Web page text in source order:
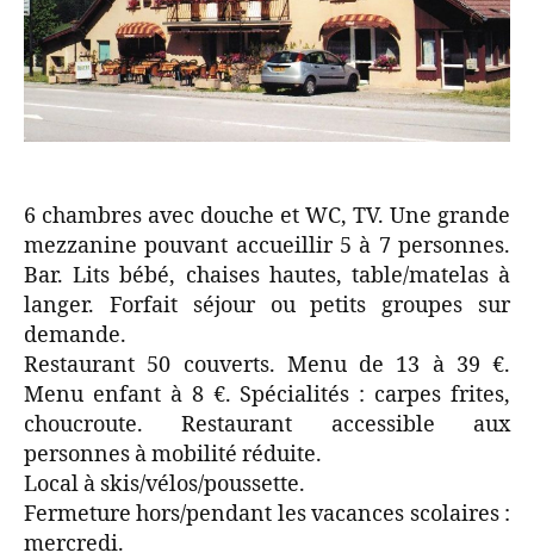
6 chambres avec douche et WC, TV. Une grande
mezzanine pouvant accueillir 5 à 7 personnes.
Bar. Lits bébé, chaises hautes, table/matelas à
langer. Forfait séjour ou petits groupes sur
demande.
Restaurant 50 couverts. Menu de 13 à 39 €.
Menu enfant à 8 €. Spécialités : carpes frites,
choucroute. Restaurant accessible aux
personnes à mobilité réduite.
Local à skis/vélos/poussette.
Fermeture hors/pendant les vacances scolaires :
mercredi.